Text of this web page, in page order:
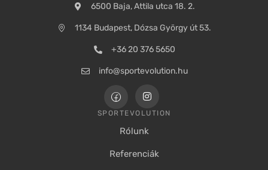
6500 Baja, Attila utca 18. 2.
1134 Budapest, Dózsa György út 53.
+36 20 376 5650
info@sportevolution.hu
SPORTEVOLUTION
Rólunk
Referenciák